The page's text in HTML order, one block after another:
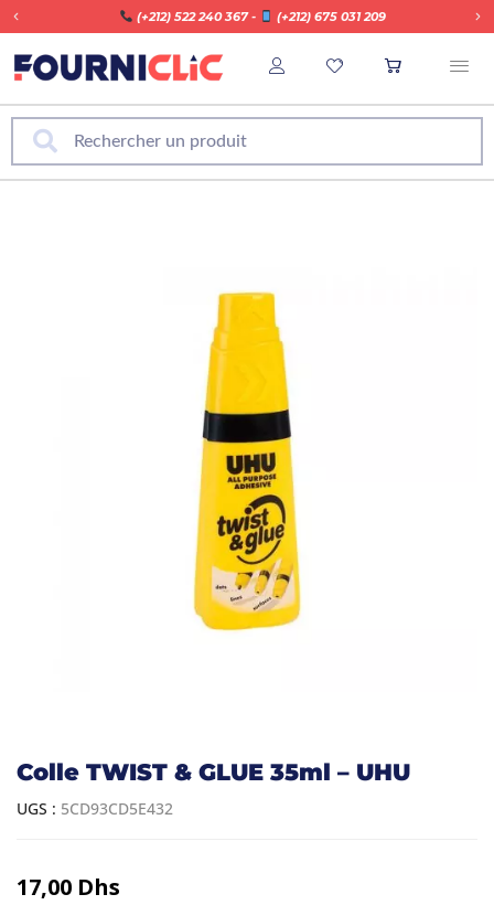
​ (+212) 522 240 367 - ​ (+212) 675 031 209
Colle TWIST & GLUE 35ml – UHU
UGS : 5CD93CD5E432
17,00 Dhs